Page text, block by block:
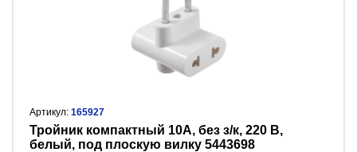
Артикул: 165927
Тройник компактный 10А, без з/к, 220 В,
белый, под плоскую вилку 5443698